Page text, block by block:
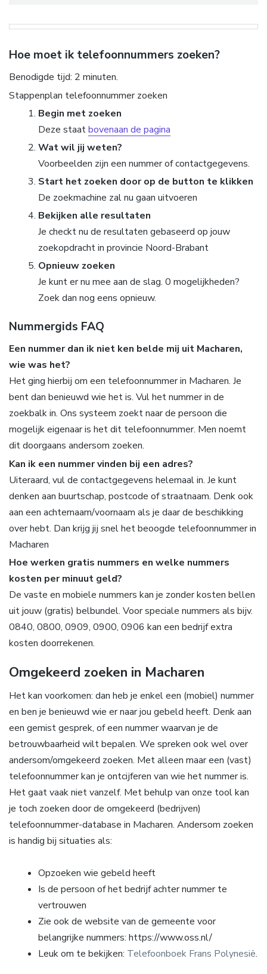
Hoe moet ik telefoonnummers zoeken?
Benodigde tijd: 2 minuten.
Stappenplan telefoonnummer zoeken
Begin met zoeken
Deze staatbovenaan de pagina
Wat wil jij weten?
Voorbeelden zijn een nummer of contactgegevens.
Start het zoeken door op de button te klikken
De zoekmachine zal nu gaan uitvoeren
Bekijken alle resultaten
Je checkt nu de resultaten gebaseerd op jouw
zoekopdracht in provincie Noord-Brabant
Opnieuw zoeken
Je kunt er nu mee aan de slag. 0 mogelijkheden?
Zoek dan nog eens opnieuw.
Nummergids FAQ
Een nummer dan ik niet ken belde mij uit Macharen,
wie was het?
Het ging hierbij om een telefoonnummer in Macharen. Je
bent dan benieuwd wie het is. Vul het nummer in de
zoekbalk in. Ons systeem zoekt naar de persoon die
mogelijk eigenaar is het dit telefoonnummer. Men noemt
dit doorgaans andersom zoeken.
Kan ik een nummer vinden bij een adres?
Uiteraard, vul de contactgegevens helemaal in. Je kunt
denken aan buurtschap, postcode of straatnaam. Denk ook
aan een achternaam/voornaam als je daar de beschikking
over hebt. Dan krijg jij snel het beoogde telefoonnummer in
Macharen
Hoe werken gratis nummers en welke nummers
kosten per minuut geld?
De vaste en mobiele nummers kan je zonder kosten bellen
uit jouw (gratis) belbundel. Voor speciale nummers als bijv.
0840, 0800, 0909, 0900, 0906 kan een bedrijf extra
kosten doorrekenen.
Omgekeerd zoeken in Macharen
Het kan voorkomen: dan heb je enkel een (mobiel) nummer
en ben je benieuwd wie er naar jou gebeld heeft. Denk aan
een gemist gesprek, of een nummer waarvan je de
betrouwbaarheid wilt bepalen. We spreken ook wel over
andersom/omgekeerd zoeken. Met alleen maar een (vast)
telefoonnummer kan je ontcijferen van wie het nummer is.
Het gaat vaak niet vanzelf. Met behulp van onze tool kan
je toch zoeken door de omgekeerd (bedrijven)
telefoonnummer-database in Macharen. Andersom zoeken
is handig bij situaties als:
Opzoeken wie gebeld heeft
Is de persoon of het bedrijf achter nummer te
vertrouwen
Zie ook de website van de gemeente voor
belangrijke nummers: https://www.oss.nl/
Leuk om te bekijken: Telefoonboek Frans Polynesië.